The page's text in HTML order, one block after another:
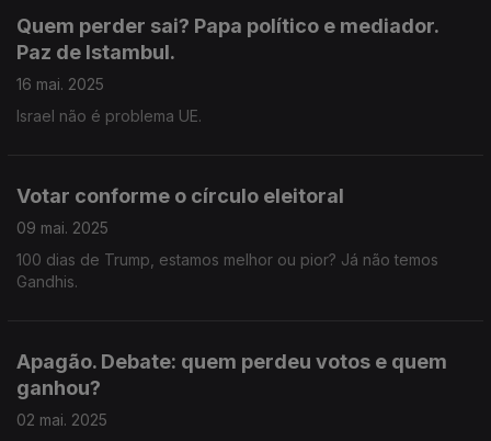
Quem perder sai? Papa político e mediador.
Paz de Istambul.
16 mai. 2025
Israel não é problema UE.
Votar conforme o círculo eleitoral
09 mai. 2025
100 dias de Trump, estamos melhor ou pior? Já não temos
Gandhis.
Apagão. Debate: quem perdeu votos e quem
ganhou?
02 mai. 2025